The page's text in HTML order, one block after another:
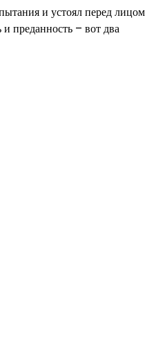
и устоял перед лицом
преданность – вот два